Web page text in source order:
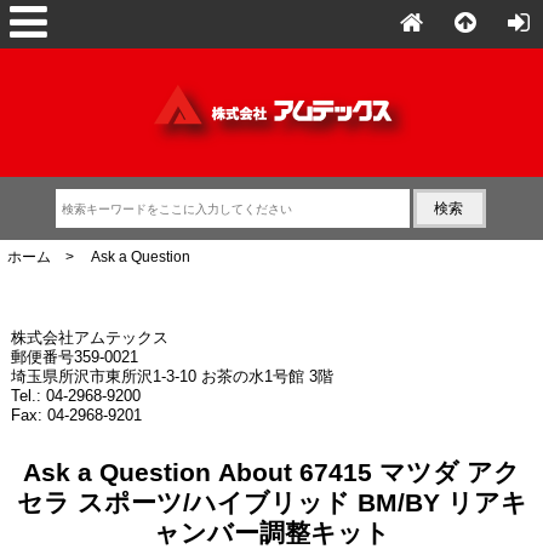
ホーム > Ask a Question
株式会社アムテックス
郵便番号359-0021
埼玉県所沢市東所沢1-3-10 お茶の水1号館 3階
Tel.: 04-2968-9200
Fax: 04-2968-9201
Ask a Question About 67415 マツダ アク
セラ スポーツ/ハイブリッド BM/BY リアキ
ャンバー調整キット